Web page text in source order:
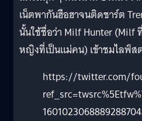
เน็ตพากันฮือฮาจนติดชาร์ต
นั้นใช้ชื่อว่า Milf Hunter (Milf
หญิงที่เป็นแม่คน) เข้าชมไลฟ์ส
https://twitter.com/